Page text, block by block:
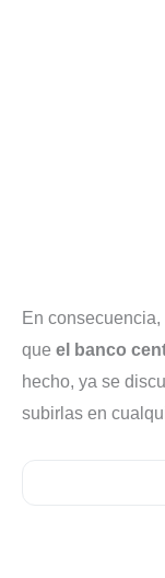
En
que el banco
hecho, ya se
subirlas en